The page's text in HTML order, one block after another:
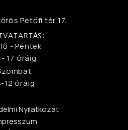
Petőfi tér 17.
- Péntek:
17 óráig
12 óráig
Nyilatkozat